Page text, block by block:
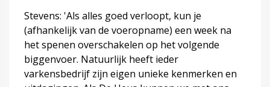
Stevens: 'Als alles goed verloopt, kun je
(afhankelijk van de voeropname) een week na
het spenen overschakelen op het volgende
biggenvoer. Natuurlijk heeft ieder
varkensbedrijf zijn eigen unieke kenmerken en